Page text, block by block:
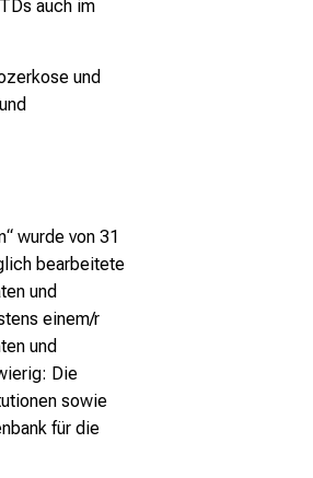
auch im
und
wurde von 31
bearbeitete
und
einem/r
und
Die
sowie
für die